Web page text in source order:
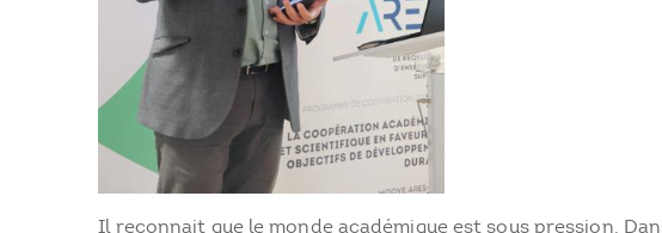
Il reconnait que le monde académique est sous pression.